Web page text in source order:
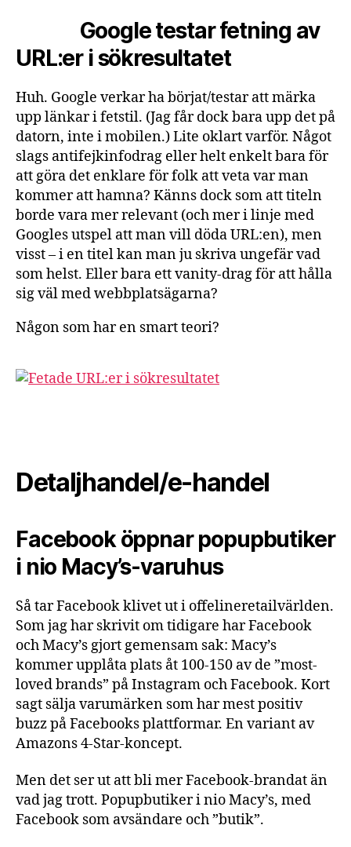
Google testar fetning av
URL:er i sökresultatet
Huh. Google verkar ha börjat/testar att märka
upp länkar i fetstil. (Jag får dock bara upp det på
datorn, inte i mobilen.) Lite oklart varför. Något
slags antifejkinfodrag eller helt enkelt bara för
att göra det enklare för folk att veta var man
kommer att hamna? Känns dock som att titeln
borde vara mer relevant (och mer i linje med
Googles utspel att man vill döda URL:en), men
visst – i en titel kan man ju skriva ungefär vad
som helst. Eller bara ett vanity-drag för att hålla
sig väl med webbplatsägarna?
Någon som har en smart teori?
Detaljhandel/e-handel
Facebook öppnar popupbutiker
i nio Macy’s-varuhus
Så tar Facebook klivet ut i offelineretailvärlden.
Som jag har skrivit om tidigare har Facebook
och Macy’s gjort gemensam sak: Macy’s
kommer upplåta plats åt 100-150 av de ”most-
loved brands” på Instagram och Facebook. Kort
sagt sälja varumärken som har mest positiv
buzz på Facebooks plattformar. En variant av
Amazons 4-Star-koncept.
Men det ser ut att bli mer Facebook-brandat än
vad jag trott. Popupbutiker i nio Macy’s, med
Facebook som avsändare och ”butik”.